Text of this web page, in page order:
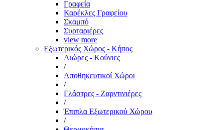
Γραφεία
Καρέκλες Γραφείου
Σκαμπό
Συρταριέρες
view more
Εξωτερικός Χώρος - Κήπος
Αιώρες - Κούνιες
/
Αποθηκευτικοί Χώροι
/
Γλάστρες - Ζαρντινιέρες
/
Έπιπλα Εξωτερικού Χώρου
/